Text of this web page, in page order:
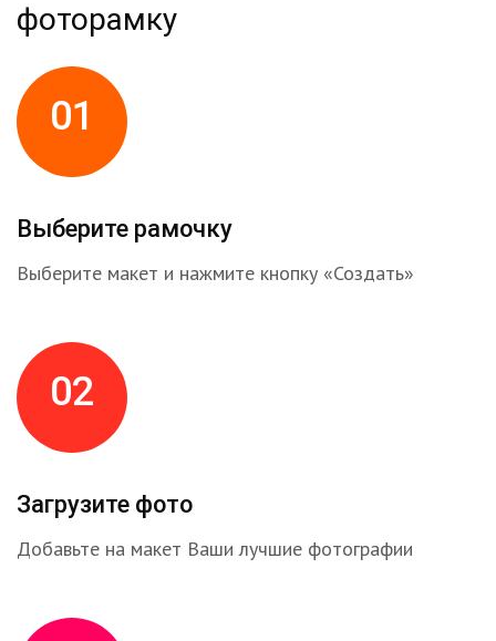
фоторамку
01
Выберите рамочку
Выберите макет и нажмите кнопку «Создать»
02
Загрузите фото
Добавьте на макет Ваши лучшие фотографии